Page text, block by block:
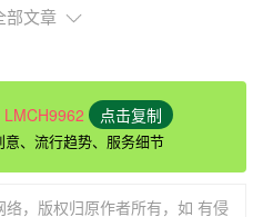
之书，它将带给你的不止是生
把你的疑惑在心理默念，然
它将会给你最好的答案。
部文章
LMCH9962 点击复制
、流行趋势、服务细节
，版权归原作者所有，如 有侵